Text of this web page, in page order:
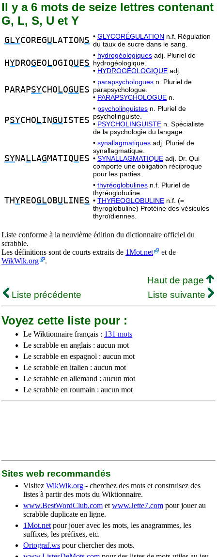
Il y a 6 mots de seize lettres contenant
G, L, S, U et Y
GLYCOREGU LATION S • GLYCORÉGULATION n.f. Régulation
du taux de sucre dans le sang.
HYDROG EO LOGIQU ES
• hydrogéologiques adj. Pluriel de
hydrogéologique.
• HYDROGÉOLOGIQUE adj.
PARAPSYCHO LOGU ES
• parapsychologues n. Pluriel de
parapsychologue.
• PARAPSYCHOLOGUE n.
PSYCHO LINGUISTES
• psycholinguistes n. Pluriel de
psycholinguiste.
• PSYCHOLINGUISTE n. Spécialiste
de la psychologie du langage.
SYNAL LAGMATIQU ES
• synallagmatiques adj. Pluriel de
synallagmatique.
• SYNALLAGMATIQUE adj. Dr. Qui
comporte une obligation réciproque
pour les parties.
THYREOGLOBU LINES
• thyréoglobulines n.f. Pluriel de
thyréoglobuline.
• THYRÉOGLOBULINE n.f. (=
thyroglobuline) Protéine des vésicules
thyroïdiennes.
Liste conforme à la neuvième édition du dictionnaire officiel du
scrabble.
Les définitions sont de courts extraits de 1Mot.net
et de
WikWik.org
.
Haut de page
Liste précédente
Liste suivante
Voyez cette liste pour :
Le Wiktionnaire français : 131 mots
Le scrabble en anglais : aucun mot
Le scrabble en espagnol : aucun mot
Le scrabble en italien : aucun mot
Le scrabble en allemand : aucun mot
Le scrabble en roumain : aucun mot
Sites web recommandés
Visitez WikWik.org - cherchez des mots et construisez des
listes à partir des mots du Wiktionnaire.
www.BestWordClub.com et www.Jette7.com pour jouer au
scrabble duplicate en ligne.
1Mot.net pour jouer avec les mots, les anagrammes, les
suffixes, les préfixes, etc.
Ortograf.ws pour chercher des mots.